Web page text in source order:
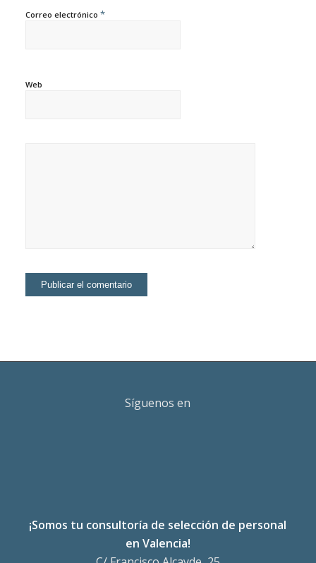
Correo electrónico *
Web
Síguenos en
¡Somos tu consultoría de selección de personal
en Valencia!